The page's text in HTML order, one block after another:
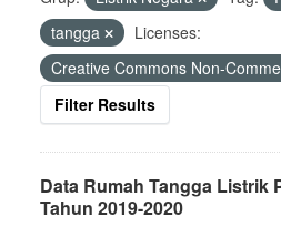
tangga
Licenses:
Creative Commons Non-
Filter Results
Data Rumah Tangga Listrik
Tahun 2019-2020